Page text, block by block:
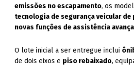
emissões no escapamento, os
tecnologia de segurança veicular de
novas funções de assistência
O lote inicial a ser entregue inclui
de dois eixos e piso rebaixado,